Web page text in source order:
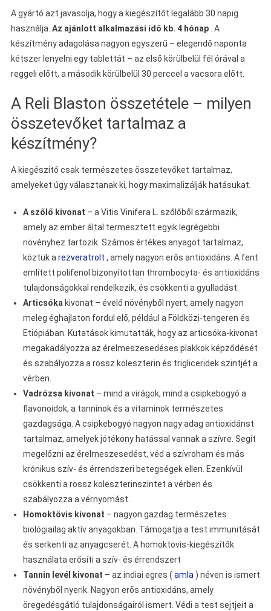
A gyártó azt javasolja, hogy a kiegészítőt legalább 30 napig
használja. Az ajánlott alkalmazási idő kb. 4 hónap. A
készítmény adagolása nagyon egyszerű – elegendő naponta
kétszer lenyelni egy tablettát – az első körülbelül fél órával a
reggeli előtt, a második körülbelül 30 perccel a vacsora előtt.
A Reli Blaston összetétele – milyen
összetevőket tartalmaz a
készítmény?
A kiegészítő csak természetes összetevőket tartalmaz,
amelyeket úgy választanak ki, hogy maximalizálják hatásukat.
A szőlő kivonat – a Vitis Vinifera L. szőlőből származik,
amely az ember által termesztett egyik legrégebbi
növényhez tartozik. Számos értékes anyagot tartalmaz,
köztük a rezveratrolt , amely nagyon erős antioxidáns. A fent
említett polifenol bizonyítottan thrombocyta- és antioxidáns
tulajdonságokkal rendelkezik, és csökkenti a gyulladást.
Articsóka kivonat – évelő növényből nyert, amely nagyon
meleg éghajlaton fordul elő, például a Földközi-tengeren és
Etiópiában. Kutatások kimutatták, hogy az articsóka-kivonat
megakadályozza az érelmeszesedéses plakkok képződését
és szabályozza a rossz koleszterin és trigliceridek szintjét a
vérben.
Vadrózsa kivonat – mind a virágok, mind a csipkebogyó a
flavonoidok, a tanninok és a vitaminok természetes
gazdagsága. A csipkebogyó nagyon nagy adag antioxidánst
tartalmaz, amelyek jótékony hatással vannak a szívre. Segít
megelőzni az érelmeszesedést, véd a szívroham és más
krónikus szív- és érrendszeri betegségek ellen. Ezenkívül
csökkenti a rossz koleszterinszintet a vérben és
szabályozza a vérnyomást.
Homoktövis kivonat – nagyon gazdag természetes
biológiailag aktív anyagokban. Támogatja a test immunitását
és serkenti az anyagcserét. A homoktövis-kiegészítők
használata erősíti a szív- és érrendszert
Tannin levél kivonat – az indiai egres ( amla ) néven is ismert
növényből nyerik. Nagyon erős antioxidáns, amely
öregedésgátló tulajdonságairól ismert. Védi a test sejtjeit a